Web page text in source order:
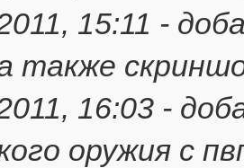
15:11 -
также
16:03 -
оружия с